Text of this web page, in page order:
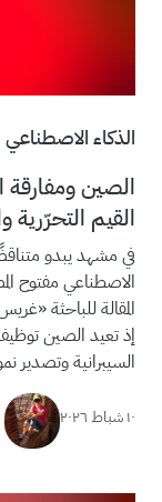
الذكاء الاصطناعي
الصين ومفارقة
القيم التحرّرية
في مشهد يبدو
الاصطناعي مفتوح
المقالة للباحثة
إذ تعيد الصين توظيف
السيبرانية وتصدير
١٠ شباط ٢٠٢٦